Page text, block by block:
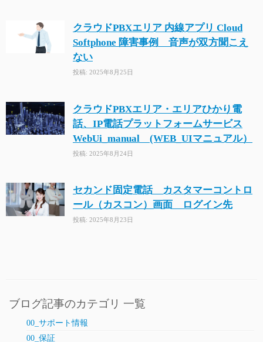
クラウドPBXエリア 内線アプリ Cloud
Softphone 障害事例 音声が双方聞こえ
ない
投稿: 2025年8月25日
クラウドPBXエリア・エリアひかり電
話、IP電話プラットフォームサービス
WebUi_manual (WEB_UIマニュアル）
投稿: 2025年8月24日
セカンド固定電話 カスタマーコントロ
ール（カスコン）画面 ログイン先
投稿: 2025年8月23日
ブログ記事のカテゴリ 一覧
00_サポート情報
00_保証